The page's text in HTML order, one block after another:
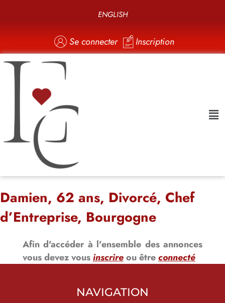
ENGLISH
Se connecter Inscription
Damien, 62 ans, Divorcé, Chef
d’Entreprise, Bourgogne
Afin d'accéder à l'ensemble des annonces
vous devez vousinscrireou êtreconnecté
NAVIGATION